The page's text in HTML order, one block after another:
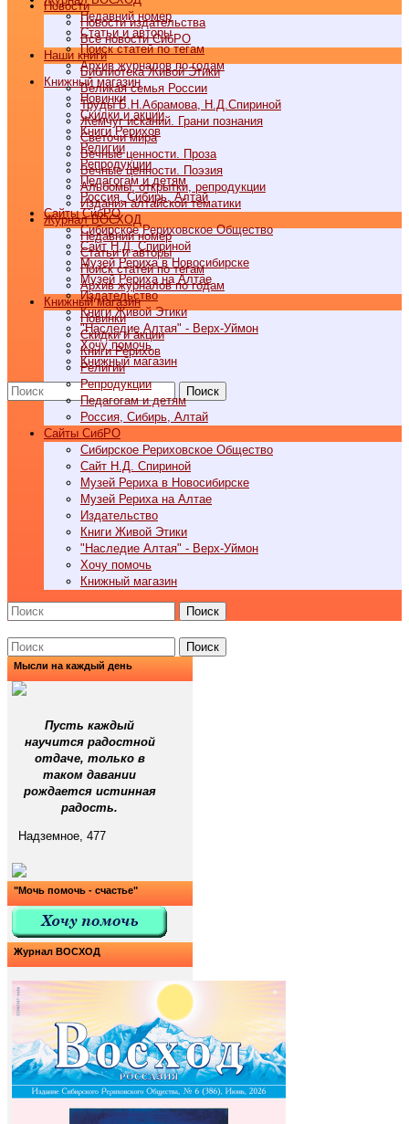
Недавний номер
Статьи и авторы
Поиск статей по тегам
Архив журналов по годам
Книжный магазин
Новинки
Скидки и акции
Книги Рерихов
Религии
Репродукции
Педагогам и детям
Россия, Сибирь, Алтай
Cайты СибРО
Сибирское Рериховское Общество
Сайт Н.Д. Спириной
Музей Рериха в Новосибирске
Музей Рериха на Алтае
Издательство
Книги Живой Этики
"Наследие Алтая" - Верх-Уймон
Хочу помочь
Книжный магазин
Поиск
Новости
Новости издательства
Все новости СибРО
Наши книги
Библиотека Живой Этики
Великая семья России
Труды Б.Н.Абрамова, Н.Д.Спириной
Жемчуг исканий. Грани познания
Светочи мира
Вечные ценности. Проза
Вечные ценности. Поэзия
Альбомы, открытки, репродукции
Издания алтайской тематики
Журнал ВОСХОД
Недавний номер
Статьи и авторы
Поиск статей по тегам
Архив журналов по годам
Книжный магазин
Новинки
Скидки и акции
Книги Рерихов
Религии
Репродукции
Педагогам и детям
Россия, Сибирь, Алтай
Cайты СибРО
Сибирское Рериховское Общество
Сайт Н.Д. Спириной
Музей Рериха в Новосибирске
Музей Рериха на Алтае
Издательство
Книги Живой Этики
"Наследие Алтая" - Верх-Уймон
Хочу помочь
Книжный магазин
Поиск
Поиск
Мысли на каждый день
Пусть каждый
научится радостной
отдаче, только в
таком давании
рождается истинная
радость.
Надземное, 477
"Мочь помочь - счастье"
Журнал ВОСХОД